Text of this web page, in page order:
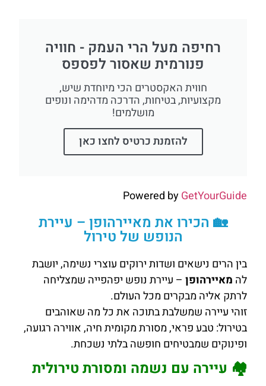
רחיפה מעל הרי העמק - חוויה
פנורמית שאסור לפספס
חווית האקסטרים הכי מיוחדת שיש,
מקצועיות, בטיחות, הדרכה מדהימה ונופים
מושלמים!
להזמנת כרטיס לחצו כאן
Powered byGetYourGuide
🏡 הכירו את מאיירהופן – עיירת
הנופש של טירול
בין הרים נישאים ושדות ירוקים עוצרי נשימה, יושבת
לה מאיירהופן – עיירת נופש יפהפייה שמצליחה
לרתק אליה מבקרים מכל העולם.
זוהי עיירה שמשלבת בתוכה את כל מה שאוהבים
בטירול: טבע פראי, מסורת מקומית חיה, אווירה רגועה,
ופינוקים שמבטיחים חופשה בלתי נשכחת.
🏘️ עיירה עם נשמה ומסורת טירולית